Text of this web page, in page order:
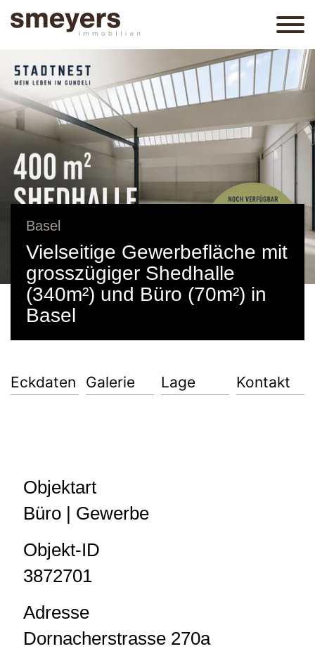
Basel
Vielseitige Gewerbefläche mit
grosszügiger Shedhalle
(340m²) und Büro (70m²) in
Basel
Eckdaten Galerie Lage Kontakt
Objektart
Büro | Gewerbe
Objekt-ID
3872701
Adresse
Dornacherstrasse 270a